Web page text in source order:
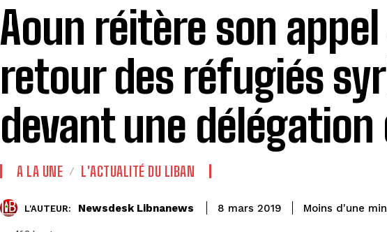
Aoun réitère son
retour des réfugiés
devant une délégation
A LA UNE L'ACTUALITÉ DU LIBAN
L'AUTEUR: Newsdesk Libnanews 8 mars 2019 Moins d'une